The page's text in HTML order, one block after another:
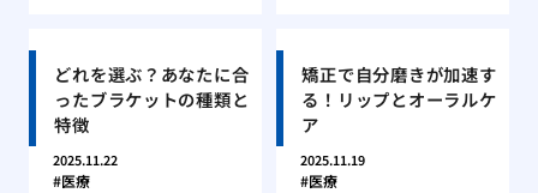
どれを選ぶ？あなたに合
ったブラケットの種類と
特徴
2025.11.22
医療
矯正で自分磨きが加速す
る！リップとオーラルケ
ア
2025.11.19
医療